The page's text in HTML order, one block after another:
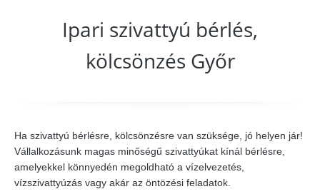
Ipari szivattyú bérlés,
kölcsönzés Győr
Ha szivattyú bérlésre, kölcsönzésre van szüksége, jó helyen jár!
Vállalkozásunk magas minőségű szivattyúkat kínál bérlésre,
amelyekkel könnyedén megoldható a vízelvezetés,
vízszivattyúzás vagy akár az öntözési feladatok.